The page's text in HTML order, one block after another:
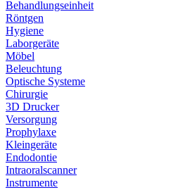
Behandlungseinheit
Röntgen
Hygiene
Laborgeräte
Möbel
Beleuchtung
Optische Systeme
Chirurgie
3D Drucker
Versorgung
Prophylaxe
Kleingeräte
Endodontie
Intraoralscanner
Instrumente